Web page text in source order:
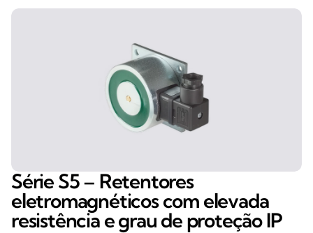
Série S5 – Retentores
eletromagnéticos com elevada
resistência e grau de proteção IP